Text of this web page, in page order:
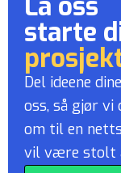
La oss
starte
Del ideene
oss, så gjør vi
om til en
vil være stolt